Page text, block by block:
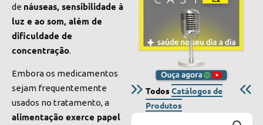
de náuseas, sensibilidade à
luz e ao som, além de
dificuldade de
concentração.
Embora os medicamentos
sejam frequentemente
usados no tratamento, a
alimentação exerce papel
TodosCatálogos de
Produtos